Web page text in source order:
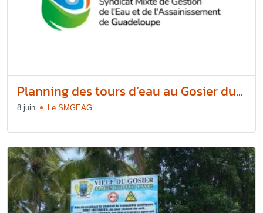
Planning des tours d’eau au Gosier du...
8 juin Le SMGEAG